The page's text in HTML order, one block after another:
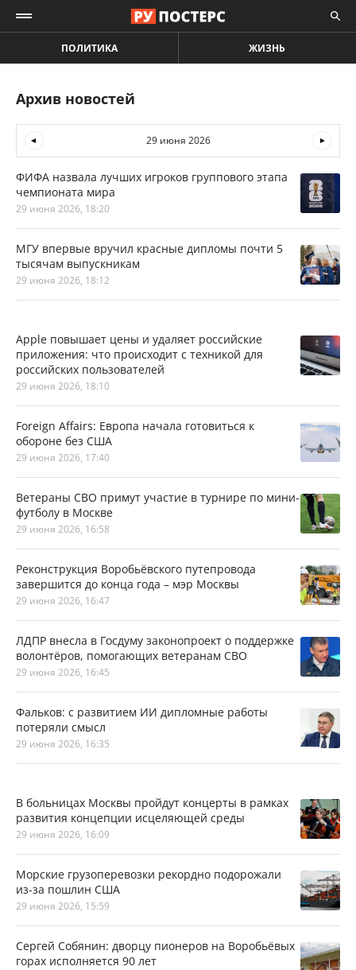
ПОЛИТИКА ЖИЗНЬ
Архив новостей
29 июня 2026
ФИФА назвала лучших игроков группового этапа
чемпионата мира
29 июня 2026, 18:20
МГУ впервые вручил красные дипломы почти 5
тысячам выпускникам
29 июня 2026, 18:12
Apple повышает цены и удаляет российские
приложения: что происходит с техникой для
российских пользователей
29 июня 2026, 18:10
Foreign Affairs: Европа начала готовиться к
обороне без США
29 июня 2026, 17:40
Ветераны СВО примут участие в турнире по мини-
футболу в Москве
29 июня 2026, 16:58
Реконструкция Воробьёвского путепровода
завершится до конца года – мэр Москвы
29 июня 2026, 16:47
ЛДПР внесла в Госдуму законопроект о поддержке
волонтёров, помогающих ветеранам СВО
29 июня 2026, 16:45
Фальков: с развитием ИИ дипломные работы
потеряли смысл
29 июня 2026, 16:35
В больницах Москвы пройдут концерты в рамках
развития концепции исцеляющей среды
29 июня 2026, 16:09
Морские грузоперевозки рекордно подорожали
из-за пошлин США
29 июня 2026, 15:59
Сергей Собянин: дворцу пионеров на Воробьёвых
горах исполняется 90 лет